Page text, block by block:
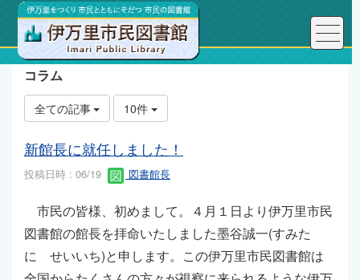
コラム
全ての記事 10件
新館長に就任しました！
投稿日時 : 06/19 図書館長
市民の皆様、初めまして。４月１日より伊万里市民
図書館の館長を拝命いたしました墨谷誠一(すみた
に せいいち)と申します。この伊万里市民図書館は